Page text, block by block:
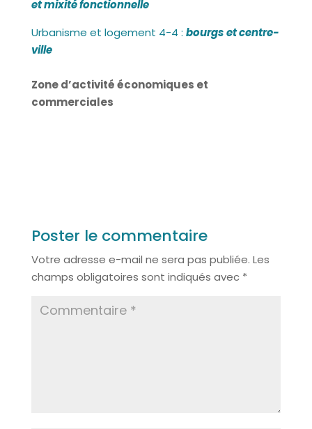
et mixité fonctionnelle
Urbanisme et logement 4-4 : bourgs et centre-
ville
Zone d’activité économiques et
commerciales
Poster le commentaire
Votre adresse e-mail ne sera pas publiée. Les
champs obligatoires sont indiqués avec *